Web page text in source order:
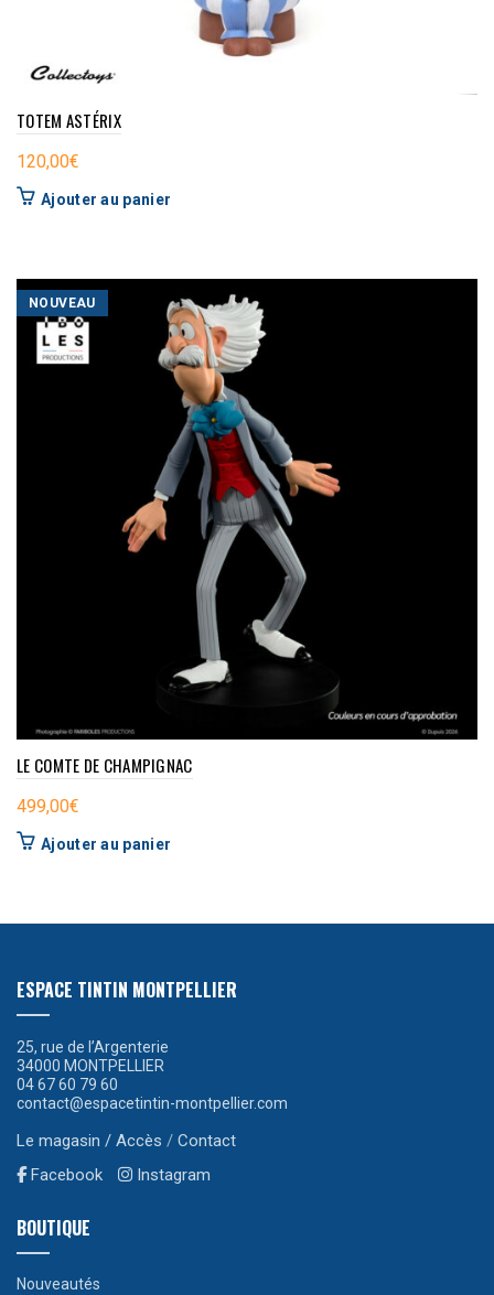
TOTEM ASTÉRIX
120,00€
Ajouter au panier
NOUVEAU
LE COMTE DE CHAMPIGNAC
499,00€
Ajouter au panier
ESPACE TINTIN MONTPELLIER
25, rue de l’Argenterie
34000 MONTPELLIER
04 67 60 79 60
contact@espacetintin-montpellier.com
Le magasin / Accès / Contact
Facebook
Instagram
BOUTIQUE
Nouveautés